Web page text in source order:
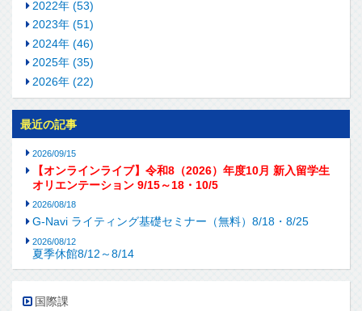
2022年 (53)
2023年 (51)
2024年 (46)
2025年 (35)
2026年 (22)
最近の記事
2026/09/15
【オンラインライブ】令和8（2026）年度10月 新入留学生
オリエンテーション 9/15～18・10/5
2026/08/18
G-Navi ライティング基礎セミナー（無料）8/18・8/25
2026/08/12
夏季休館8/12～8/14
国際課